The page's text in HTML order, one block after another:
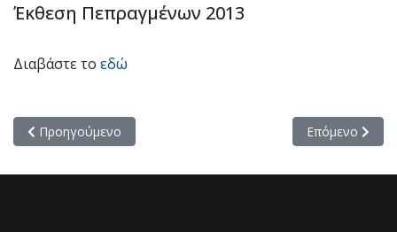
Έκθεση Πεπραγμένων 2013
Διαβάστε το εδώ
Προηγούμενο άρθρο: Έκθεση Πεπραγμένων 2014
Προηγούμενο Επόμενο
Επόμενο